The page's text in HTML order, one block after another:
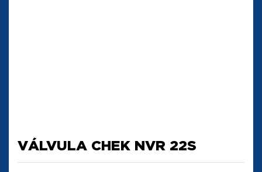
VÁLVULA CHEK NVR 22S